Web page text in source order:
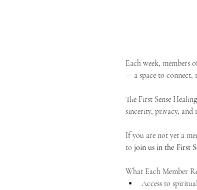
Each week, members
— a space to connect,
The First Sense
sincerity, privacy, and
If you are not yet a
to join us in the First
What Each Member
Access to